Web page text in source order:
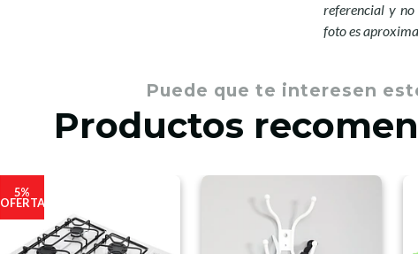
referencial y no
foto es
Puede que te interesen
Productos
5%
OFERTA